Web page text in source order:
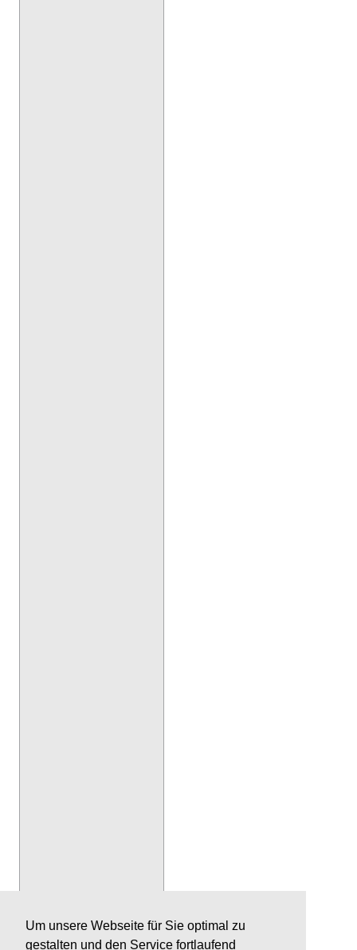
Um unsere Webseite für Sie optimal zu
gestalten und den Service fortlaufend